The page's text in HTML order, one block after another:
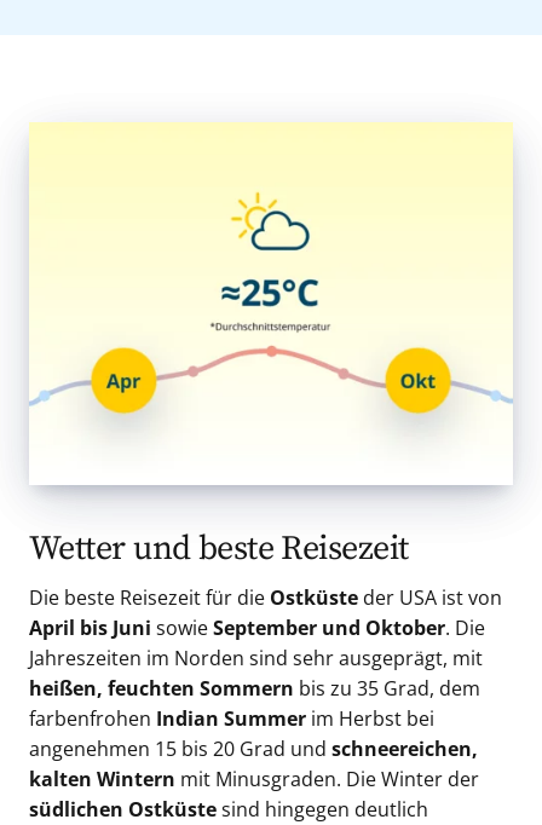
Wetter und beste Reisezeit
Die beste Reisezeit für die Ostküsteder USA ist von
April bis Juni sowieSeptember und Oktober. Die
Jahreszeiten im Norden sind sehr ausgeprägt, mit
heißen, feuchten Sommern bis zu 35 Grad, dem
farbenfrohen Indian Summerim Herbst bei
angenehmen 15 bis 20 Grad und schneereichen,
kalten Wintern mit Minusgraden. Die Winter der
südlichen Ostküstesind hingegen deutlich